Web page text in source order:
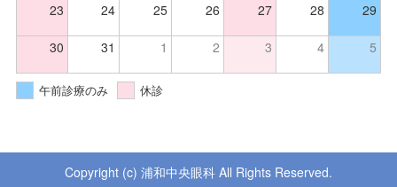
23 24 25 26 27 28 29
30 31 1 2 3 4 5
午前診療のみ 休診
Copyright (c) 浦和中央眼科 All Rights Reserved.